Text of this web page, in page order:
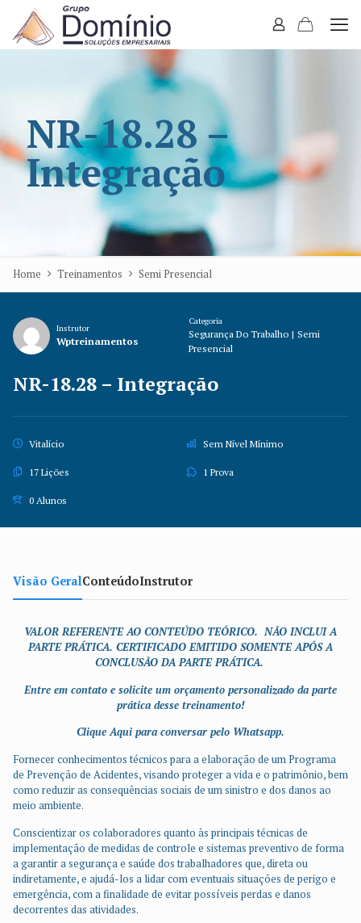
NR-18.28 –
Integração
Home Treinamentos Semi Presencial
Instrutor
Wptreinamentos
Categoria
Segurança Do Trabalho | Semi
Presencial
NR-18.28 – Integração
Vitalício Sem Nível Mínimo
17 Lições 1 Prova
0 Alunos
Visão GeralConteúdoInstrutor
VALOR REFERENTE AO CONTEÚDO TEÓRICO. NÃO INCLUI A
PARTE PRÁTICA. CERTIFICADO EMITIDO SOMENTE APÓS A
CONCLUSÃO DA PARTE PRÁTICA.
Entre em contato e solicite um orçamento personalizado da parte
prática desse treinamento!
Clique Aqui para conversar pelo Whatsapp.
Fornecer conhecimentos técnicos para a elaboração de um Programa
de Prevenção de Acidentes, visando proteger a vida e o patrimônio, bem
como reduzir as consequências sociais de um sinistro e dos danos ao
meio ambiente.
Conscientizar os colaboradores quanto às principais técnicas de
implementação de medidas de controle e sistemas preventivo de forma
a garantir a segurança e saúde dos trabalhadores que, direta ou
indiretamente, e ajudá-los a lidar com eventuais situações de perigo e
emergência, com a finalidade de evitar possíveis perdas e danos
decorrentes das atividades.